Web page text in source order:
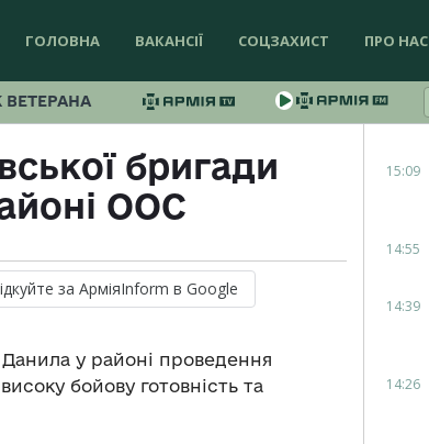
ГОЛОВНА ВАКАНСІЇ СОЦЗАХИСТ ПРО НАС
ВЕТЕРАНА
бригади
ООС
за АрміяInform в Google
у районі проведення
бойову готовність та
15:09
14:55
14:39
14:26